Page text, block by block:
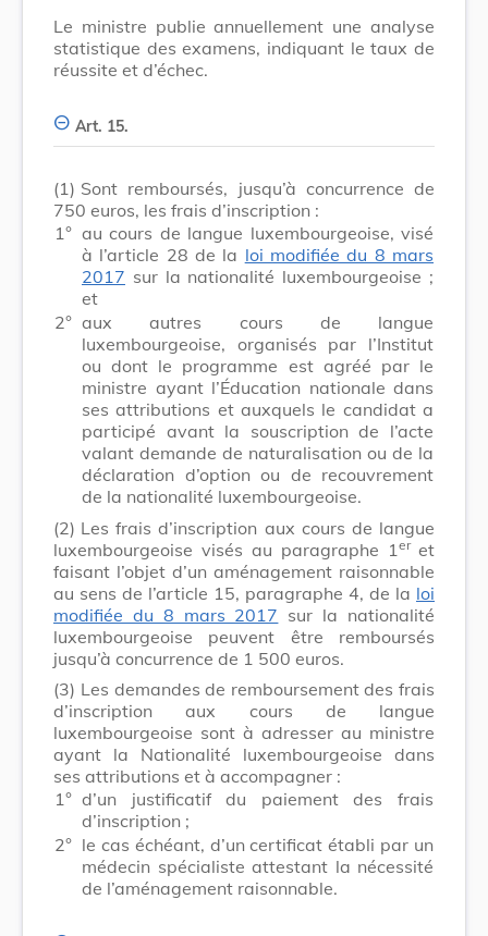
Le ministre publie annuellement une analyse
statistique des examens, indiquant le taux de
réussite et d’échec.
Art. 15.
(1) Sont remboursés, jusqu’à concurrence de
750 euros, les frais d’inscription :
1° au cours de langue luxembourgeoise, visé
à l’article 28 de la loi modifiée du 8 mars
2017 sur la nationalité luxembourgeoise ;
et
2° aux autres cours de langue
luxembourgeoise, organisés par l’Institut
ou dont le programme est agréé par le
ministre ayant l’Éducation nationale dans
ses attributions et auxquels le candidat a
participé avant la souscription de l’acte
valant demande de naturalisation ou de la
déclaration d’option ou de recouvrement
de la nationalité luxembourgeoise.
(2) Les frais d’inscription aux cours de langue
luxembourgeoise visés au paragraphe 1 er et
faisant l’objet d’un aménagement raisonnable
au sens de l’article 15, paragraphe 4, de la loi
modifiée du 8 mars 2017 sur la nationalité
luxembourgeoise peuvent être remboursés
jusqu’à concurrence de 1 500 euros.
(3) Les demandes de remboursement des frais
d’inscription aux cours de langue
luxembourgeoise sont à adresser au ministre
ayant la Nationalité luxembourgeoise dans
ses attributions et à accompagner :
1° d’un justificatif du paiement des frais
d’inscription ;
2° le cas échéant, d’un certificat établi par un
médecin spécialiste attestant la nécessité
de l’aménagement raisonnable.